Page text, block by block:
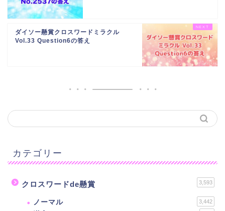
ダイソー懸賞クロスワードミラクル
Vol.33 Question6の答え
カテゴリー
クロスワードde懸賞 3,593
ノーマル 3,442